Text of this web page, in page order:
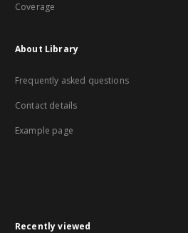
Coverage
About Library
Frequently asked questions
Contact details
Example page
Recently viewed